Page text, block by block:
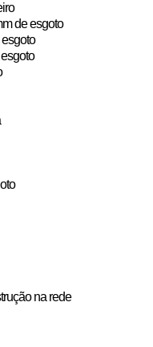
de esgoto
na rede